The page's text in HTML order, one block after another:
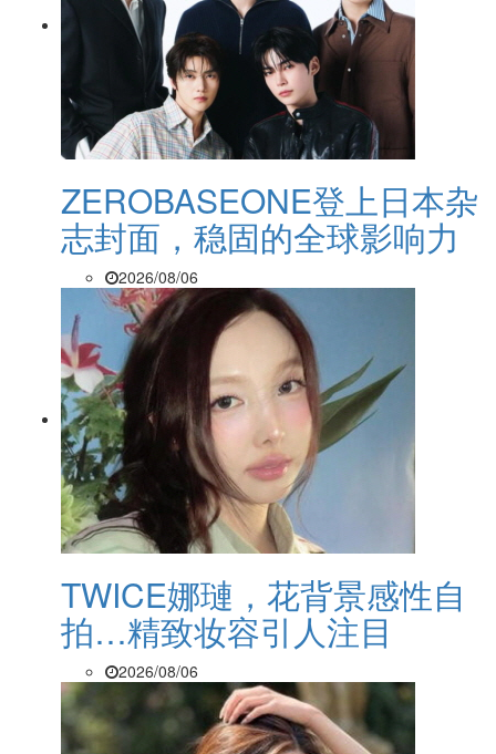
ZEROBASEONE登上日本杂
志封面，稳固的全球影响力
2026/08/06
TWICE娜璉，花背景感性自
拍…精致妆容引人注目
2026/08/06